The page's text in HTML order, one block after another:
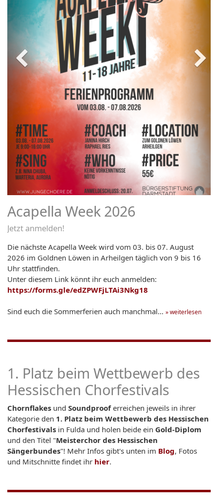
Acapella Week 2026
Jetzt anmelden!
Die nächste Acapella Week wird vom 03. bis 07. August
2026 im Goldnen Löwen in Arheilgen täglich von 9 bis 16
Uhr stattfinden.
Unter diesem Link könnt ihr euch anmelden:
https://forms.gle/edZPWFjLTAi3Nkg18
Sind euch die Sommerferien auch manchmal... » weiterlesen
1. Platz beim Wettbewerb des
Hessischen Chorfestivals
Chornflakes und Soundprooferreichen jeweils in ihrer
Kategorie den 1. Platz beim Wettbewerb des Hessischen
Chorfestivals in Fulda und holen beide ein Gold-Diplom
und den Titel "Meisterchor des Hessischen
Sängerbundes"! Mehr Infos gibt's unten im Blog, Fotos
und Mitschnitte findet ihr hier.